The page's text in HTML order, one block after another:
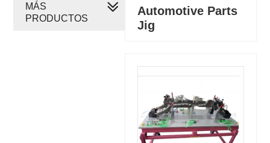
Automotive Parts
Jig
MÁS
PRODUCTOS